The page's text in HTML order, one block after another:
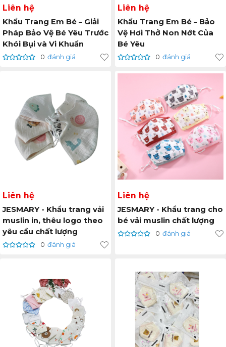
Liên hệ
Khẩu Trang Em Bé – Giải
Pháp Bảo Vệ Bé Yêu Trước
Khói Bụi và Vi Khuẩn
0 đánh giá
Liên hệ
Khẩu Trang Em Bé – Bảo
Vệ Hơi Thở Non Nớt Của
Bé Yêu
0 đánh giá
Liên hệ
JESMARY - Khẩu trang vải
muslin in, thêu logo theo
yêu cầu chất lượng
0 đánh giá
Liên hệ
JESMARY - Khẩu trang cho
bé vải muslin chất lượng
0 đánh giá